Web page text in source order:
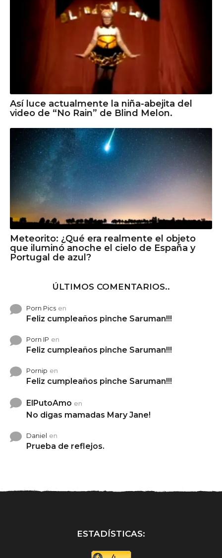
Así luce actualmente la niña-abejita del
video de “No Rain” de Blind Melon.
Meteorito: ¿Qué era realmente el objeto
que iluminó anoche el cielo de España y
Portugal de azul?
ÚLTIMOS COMENTARIOS..
Porn Pics en
Feliz cumpleaños pinche Saruman!!!
Porn IP en
Feliz cumpleaños pinche Saruman!!!
Pornip en
Feliz cumpleaños pinche Saruman!!!
ElPutoAmo en
No digas mamadas Mary Jane!
Daniel en
Prueba de reflejos.
ESTADÍSTICAS: